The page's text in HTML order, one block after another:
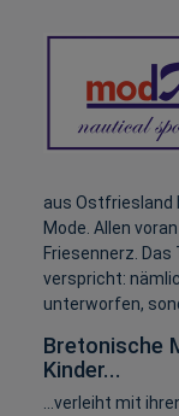
aus Ostfriesland
Mode. Allen
Friesennerz. Das
verspricht:
unterworfen,
Bretonische
Kinder...
...verleiht mit